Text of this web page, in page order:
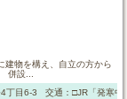
建物を構え、自立の方から
併設...
丁目6-3 交通：□JR「発寒中